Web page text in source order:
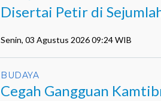
Disertai Petir di
Senin, 03 Agustus 2026 09:24 WIB
BUDAYA
Cegah Gangguan